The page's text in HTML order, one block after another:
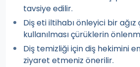
tavsiye edilir.
Diş eti iltihabı önleyici bir
kullanılması çürüklerin
Diş temizliği için diş hekimini
ziyaret etmeniz önerilir.